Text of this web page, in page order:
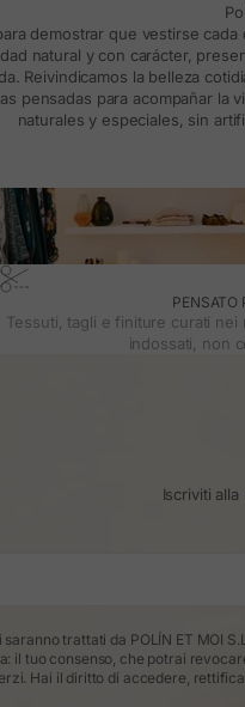
demostrar que vestirse
natural y con carácter,
Reivindicamos la belleza
pensadas para acompañar
naturales y especiales, sin
PENSATO
Tessuti, tagli e finiture curati
indossati, non
Iscriviti
saranno trattati da POLÍN ET MOI
il tuo consenso, che potrai
Hai il diritto di accedere,